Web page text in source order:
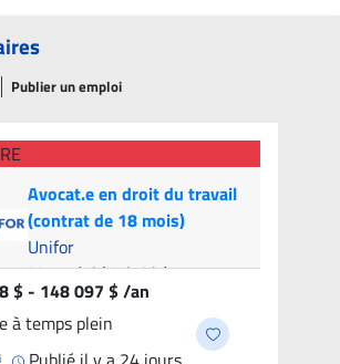
Publier un emploi
Avocat.e en droit du travail
(contrat de 18 mois)
Unifor
Montréal (Hybride)- 9
candidats
$ - 148 097 $ /an
à temps plein